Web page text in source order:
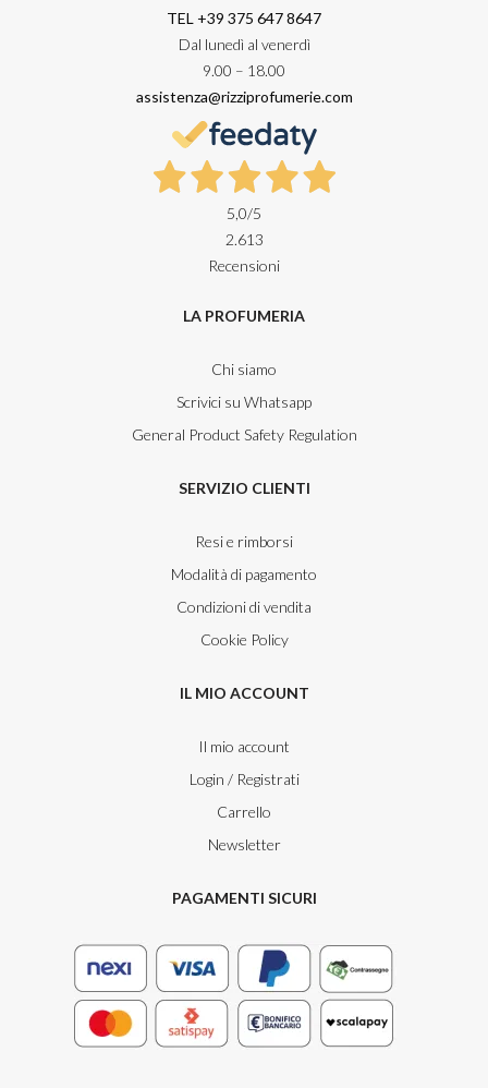
TEL +39 375 647 8647
Dal lunedì al venerdì
9.00 – 18.00
assistenza@rizziprofumerie.com
5,0/5
2.613
Recensioni
LA PROFUMERIA
Chi siamo
Scrivici su Whatsapp
General Product Safety Regulation
SERVIZIO CLIENTI
Resi e rimborsi
Modalità di pagamento
Condizioni di vendita
Cookie Policy
IL MIO ACCOUNT
Il mio account
Login / Registrati
Carrello
Newsletter
PAGAMENTI SICURI